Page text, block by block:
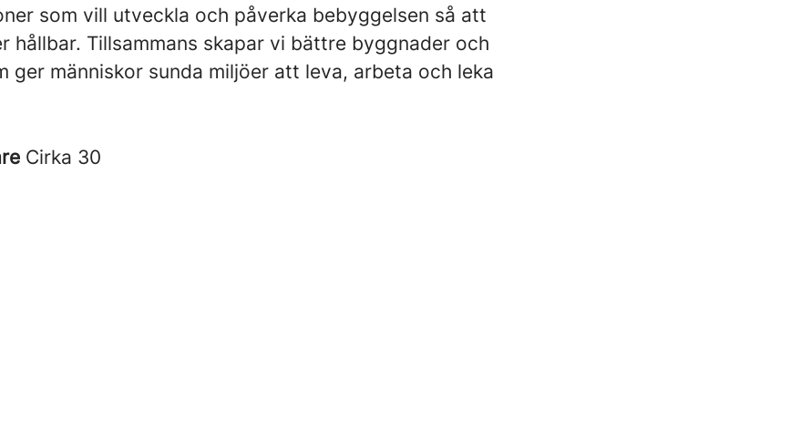
som vill utveckla och påverka bebyggelsen så att
hållbar. Tillsammans skapar vi bättre byggnader och
ger människor sunda miljöer att leva, arbeta och leka
Cirka 30